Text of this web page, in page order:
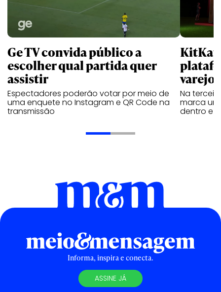
Ge TV convida público a
escolher qual partida quer
assistir
Espectadores poderão votar por meio de
uma enquete no Instagram e QR Code na
transmissão
KitKat
varejo
Na
marca
dentro e
Informa, inspira e conecta.
ASSINE JÁ